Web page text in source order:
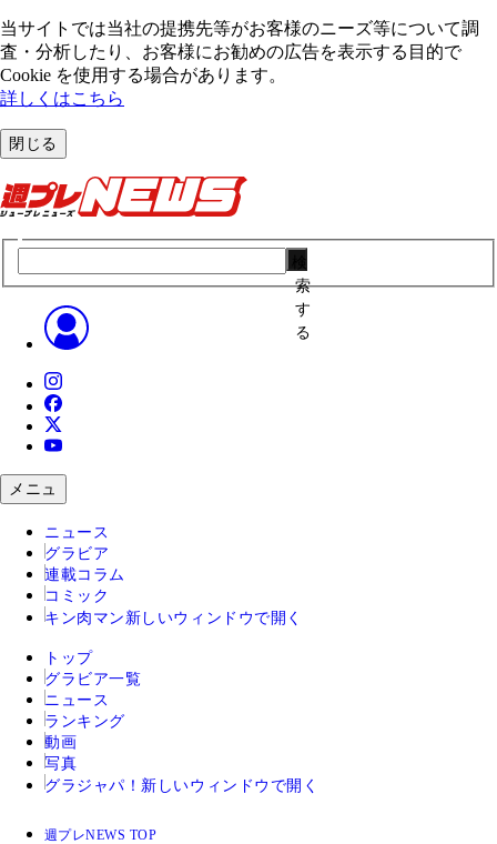
当サイトでは当社の提携先等がお客様のニーズ等について調
査・分析したり、お客様にお勧めの広告を表⽰する⽬的で
Cookie を使⽤する場合があります。
詳しくはこちら
閉じる
索
す
る
メニュ
ニュース
グラビア
連載コラム
コミック
キン肉マン 新しいウィンドウで開く
トップ
グラビア一覧
ニュース
ランキング
動画
写真
グラジャパ！ 新しいウィンドウで開く
週プレNEWS TOP